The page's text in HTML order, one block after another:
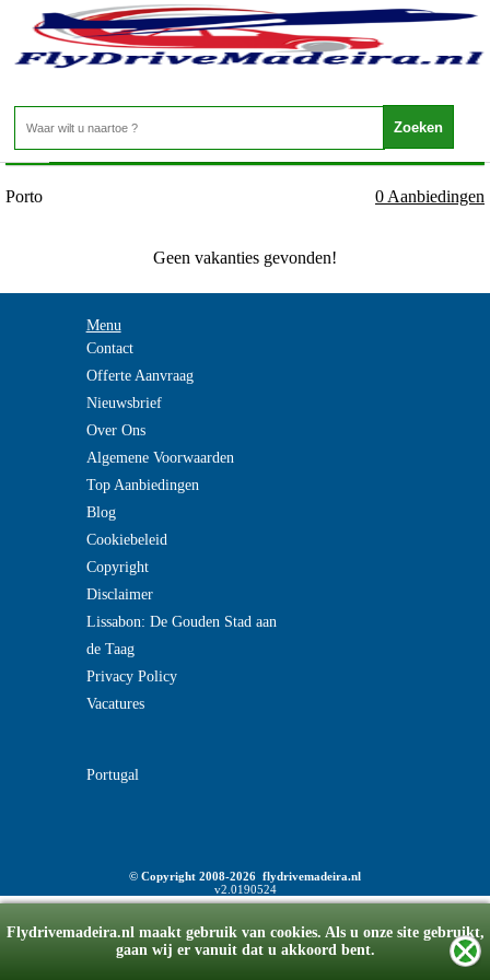
Flydrivemadeira.nl maakt gebruik van cookies. Als u onze site gebruikt,
gaan wij er vanuit dat u akkoord bent.
Portugal - Costa Verde - Porto
Home>
Porto 0 Aanbiedingen
Geen vakanties gevonden!
Menu
Contact
Offerte Aanvraag
Nieuwsbrief
Over Ons
Algemene Voorwaarden
Top Aanbiedingen
Blog
Cookiebeleid
Copyright
Disclaimer
Lissabon: De Gouden Stad aan
de Taag
Privacy Policy
Vacatures
Portugal
© Copyright 2008-2026 flydrivemadeira.nl
v2.0190524